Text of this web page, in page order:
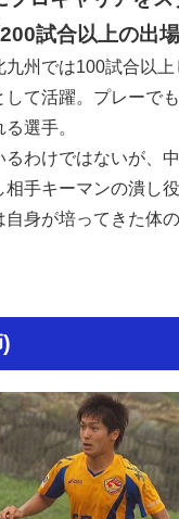
試合以上の出場
九州では100試合以
して活躍。プレーで
選手。
るわけではないが、
相手キーマンの潰し
自身が培ってきた体